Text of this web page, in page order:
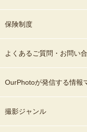
保険制度
よくあるご質問・お問い
OurPhotoが発信する情報
撮影ジャンル